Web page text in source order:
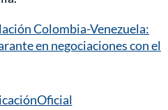
Colombia-Venezuela:
en negociaciones con el